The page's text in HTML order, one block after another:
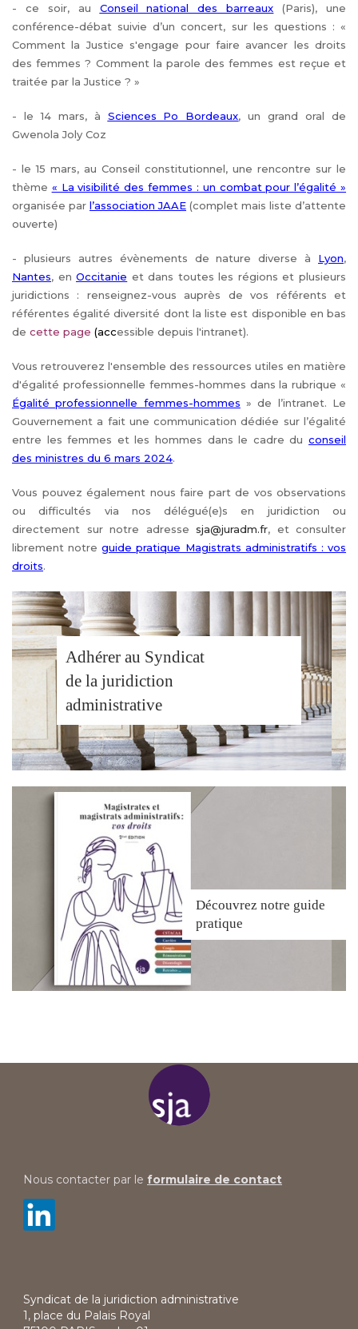
- ce soir, au Conseil national des barreaux (Paris), une
conférence-débat suivie d’un concert, sur les questions : «
Comment la Justice s'engage pour faire avancer les droits
des femmes ? Comment la parole des femmes est reçue et
traitée par la Justice ? »
- le 14 mars, à Sciences Po Bordeaux, un grand oral de
Gwenola Joly Coz
- le 15 mars, au Conseil constitutionnel, une rencontre sur le
thème « La visibilité des femmes : un combat pour l’égalité »
organisée par l’association JAAE (complet mais liste d’attente
ouverte)
- plusieurs autres évènements de nature diverse à Lyon,
Nantes, enOccitanie et dans toutes les régions et plusieurs
juridictions : renseignez-vous auprès de vos référents et
référentes égalité diversité dont la liste est disponible en bas
de cette page (accessible depuis l'intranet).
Vous retrouverez l'ensemble des ressources utiles en matière
d'égalité professionnelle femmes-hommes dans la rubrique «
Égalité professionnelle femmes-hommes » de l’intranet. Le
Gouvernement a fait une communication dédiée sur l’égalité
entre les femmes et les hommes dans le cadre du conseil
des ministres du 6 mars 2024.
Vous pouvez également nous faire part de vos observations
ou difficultés via nos délégué(e)s en juridiction ou
directement sur notre adresse sja@juradm.fr, et consulter
librement notreguide pratique Magistrats administratifs : vos
droits.
Adhérer au Syndicat
de la juridiction
administrative
Découvrez notre guide
pratique
Nous contacter par le formulaire de contact
Syndicat de la juridiction administrative
1, place du Palais Royal